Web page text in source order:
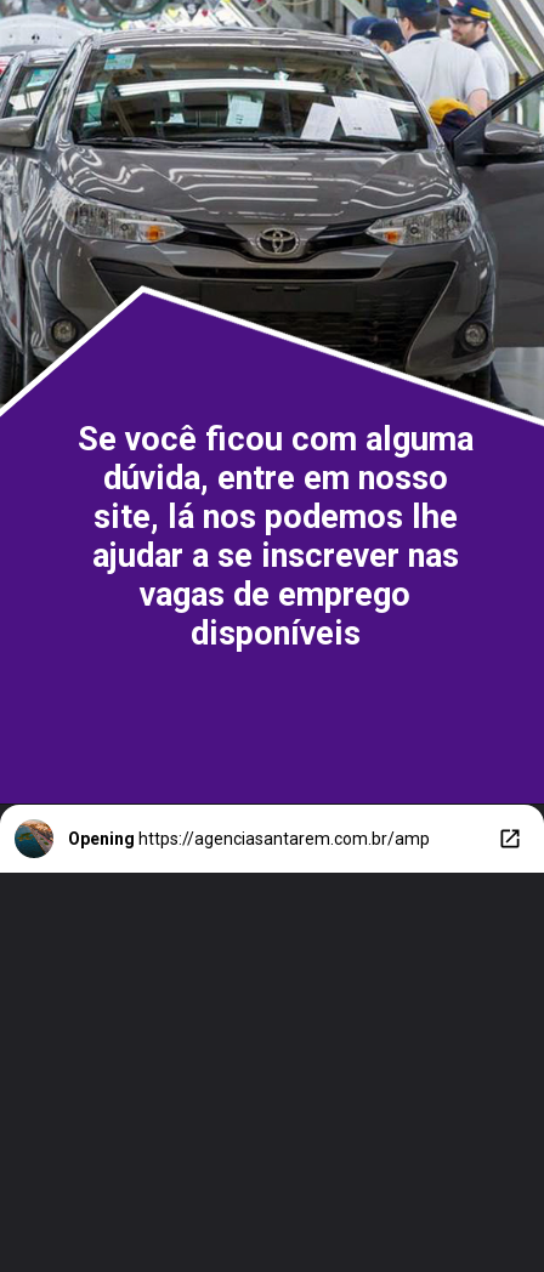
Se você ficou com alguma
dúvida, entre em nosso
site, lá nos podemos lhe
ajudar a se inscrever nas
vagas de emprego
disponíveis
Opening https://agenciasantarem.com.br/amp